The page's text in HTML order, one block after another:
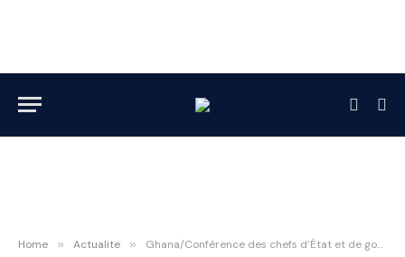
Home » Actualite » Ghana/Conférence des chefs d’État et de gouvernement de la CEDEAO : Faure Gnassingbé prend une part active